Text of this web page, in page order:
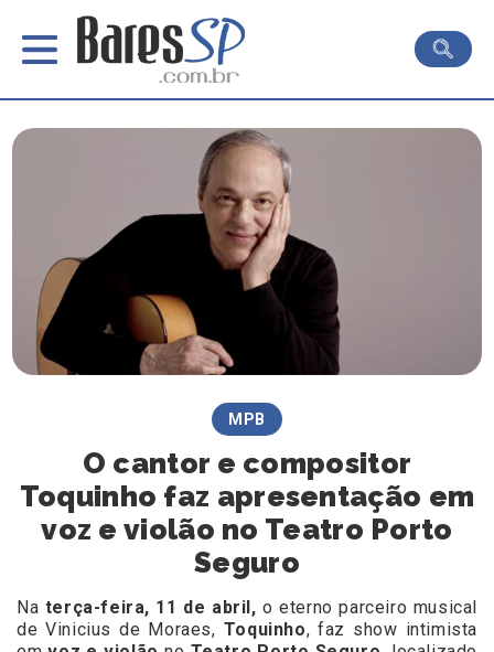
MPB
O cantor e compositor
Toquinho faz apresentação em
voz e violão no Teatro Porto
Seguro
Na terça-feira, 11 de abril,o eterno parceiro musical
de Vinicius de Moraes, Toquinho, faz show intimista